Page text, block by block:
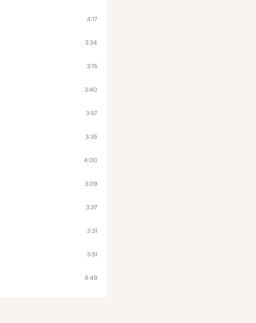
4:17
3:34
3:15
3:40
3:57
3:35
4:00
3:09
3:37
3:31
3:51
4:49